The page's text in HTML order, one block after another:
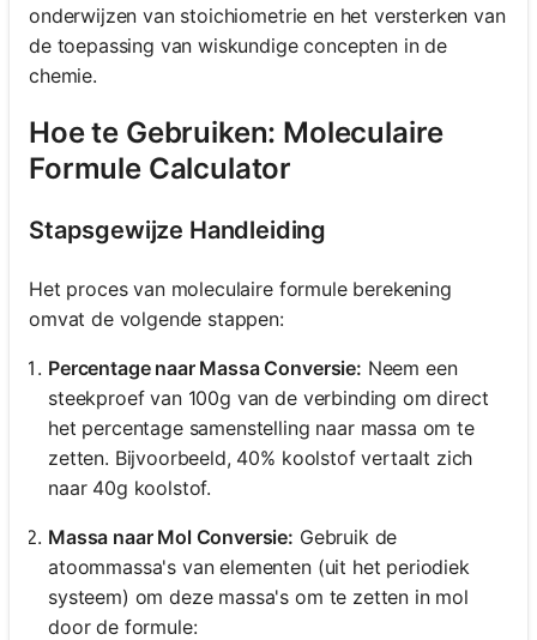
onderwijzen van stoichiometrie en het versterken van
de toepassing van wiskundige concepten in de
chemie.
Hoe te Gebruiken: Moleculaire
Formule Calculator
Stapsgewijze Handleiding
Het proces van moleculaire formule berekening
omvat de volgende stappen:
Percentage naar Massa Conversie: Neem een
steekproef van 100g van de verbinding om direct
het percentage samenstelling naar massa om te
zetten. Bijvoorbeeld, 40% koolstof vertaalt zich
naar 40g koolstof.
Massa naar Mol Conversie: Gebruik de
atoommassa's van elementen (uit het periodiek
systeem) om deze massa's om te zetten in mol
door de formule: